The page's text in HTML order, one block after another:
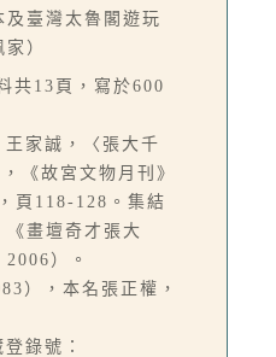
及臺灣太魯閣遊玩
）
共13頁，寫於600
家誠，〈張大千
《故宮文物月刊》
頁118-128。集結
《畫壇奇才張大
）。
），本名張正權，
錄號：